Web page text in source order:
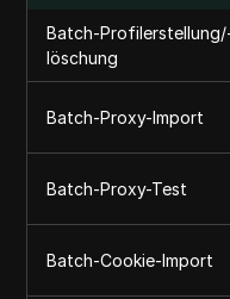
Batch-
löschung
Batch-Proxy-Import
Batch-Proxy-Test
Batch-Cookie-Import